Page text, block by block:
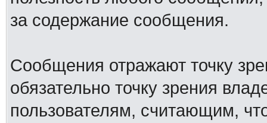
за содержание сообщения.
Сообщения отражают точку
обязательно точку зрения
пользователям, считающим,